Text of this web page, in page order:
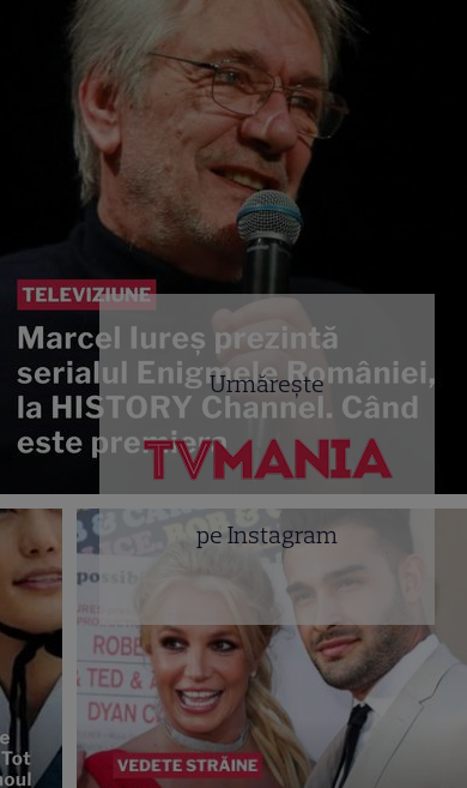
Urmărește
pe Instagram